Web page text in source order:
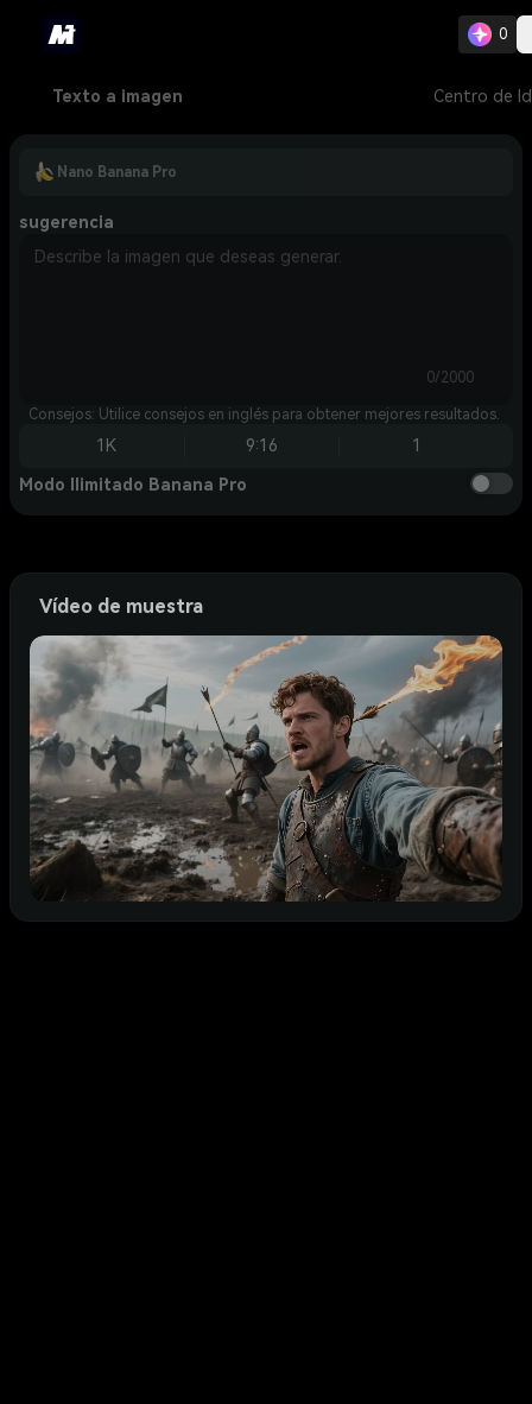
0
Texto a imagen Centro de
Nano Banana Pro
sugerencia
0/2000
Consejos: Utilice consejos en inglés para obtener mejores resultados.
1K 9:16 1
Modo Ilimitado Banana Pro
Vídeo de muestra